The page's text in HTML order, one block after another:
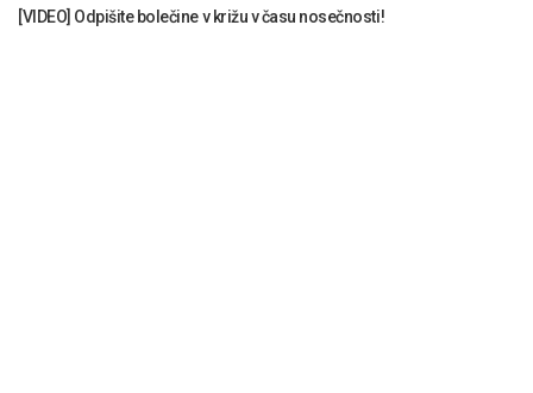
[VIDEO] Odpišite bolečine v križu v času nosečnosti!